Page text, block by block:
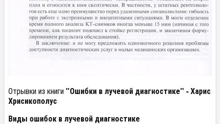
Отрывки из книги"Ошибки в лучевой диагностике" -Харис
Хрисикополус
Виды ошибок в лучевой диагностике